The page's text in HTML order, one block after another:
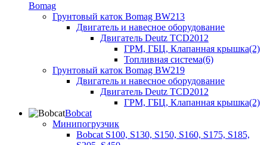
Bomag
Грунтовый каток Bomag BW213
Двигатель и навесное оборудование
Двигатель Deutz TCD2012
ГРМ, ГБЦ, Клапанная крышка(2)
Топливная система(6)
Грунтовый каток Bomag BW219
Двигатель и навесное оборудование
Двигатель Deutz TCD2012
ГРМ, ГБЦ, Клапанная крышка(2)
Bobcat
Минипогрузчик
Bobcat S100, S130, S150, S160, S175, S185,